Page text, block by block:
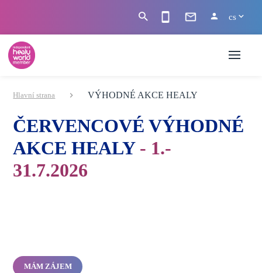
cs
Hlavní strana VÝHODNÉ AKCE HEALY
ČERVENCOVÉ VÝHODNÉ
AKCE HEALY- 1.-
31.7.2026
MÁM ZÁJEM